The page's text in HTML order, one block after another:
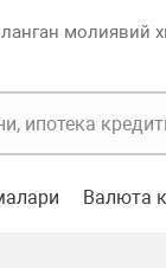
молиявий
Валюта